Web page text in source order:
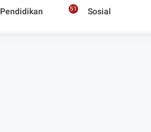
Pendidikan 51 Sosial